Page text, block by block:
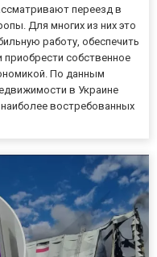
переезд в
Для многих из них это
работу, обеспечить
приобрести собственное
По данным
в Украине
востребованных